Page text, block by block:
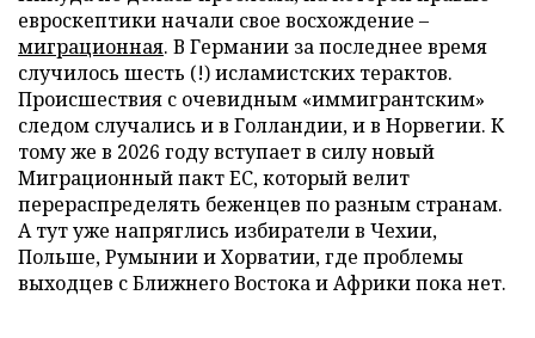
евроскептики начали свое восхождение –
миграционная. В Германии за последнее время
случилось шесть (!) исламистских терактов.
Происшествия с очевидным «иммигрантским»
следом случались и в Голландии, и в Норвегии. К
тому же в 2026 году вступает в силу новый
Миграционный пакт ЕС, который велит
перераспределять беженцев по разным странам.
А тут уже напряглись избиратели в Чехии,
Польше, Румынии и Хорватии, где проблемы
выходцев с Ближнего Востока и Африки пока нет.